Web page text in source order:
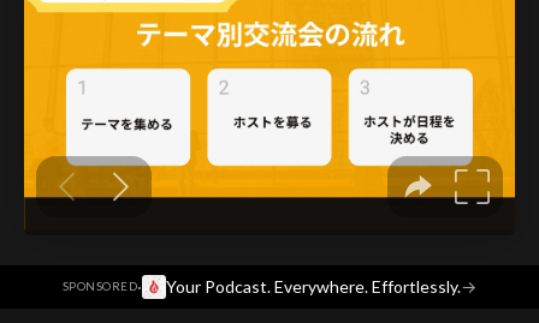
SPONSORED· Your Podcast. Everywhere. Effortlessly.→